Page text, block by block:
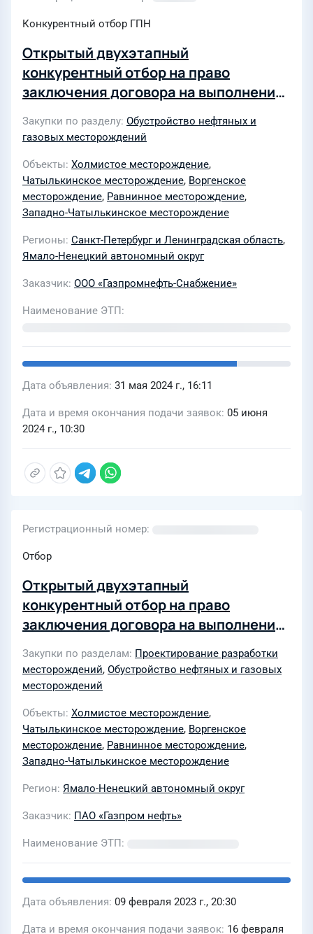
Конкурентный отбор ГПН
Открытый двухэтапный
конкурентный отбор на право
заключения договора на выполнение
комплекса работ по обустройству
кустов скважин, нефтяной и газовой
месторождения для нужд АО
«Газпромнефть-ННГ" в 2024-2027гг
Закупки по разделу Обустройство нефтяных и
газовых месторождений
Объекты Холмистое месторождение,
Чатылькинское месторождение, Воргенское
месторождение, Равнинное месторождение,
Западно-Чатылькинское месторождение
Регионы Санкт-Петербург и Ленинградская область,
Ямало-Ненецкий автономный округ
Заказчик ООО «Газпромнефть-Снабжение»
Наименование ЭТП
Дата объявления 31 мая 2024 г., 16:11
Дата и время окончания подачи заявок 05 июня
2024 г., 10:30
Регистрационный номер
Отбор
Открытый двухэтапный
конкурентный отбор на право
заключения договора на выполнение
работ СМР по объектам обустройства
кустов скважин, нефтяной и газовой
инфраструктуры Отдаленной группы
«Газпромнефть-ННГ" в 2023-2026гг
Закупки по разделам Проектирование разработки
месторождений, Обустройство нефтяных и газовых
месторождений
Объекты Холмистое месторождение,
Чатылькинское месторождение, Воргенское
месторождение, Равнинное месторождение,
Западно-Чатылькинское месторождение
Регион Ямало-Ненецкий автономный округ
Заказчик ПАО «Газпром нефть»
Наименование ЭТП
Дата объявления 09 февраля 2023 г., 20:30
Дата и время окончания подачи заявок 16 февраля